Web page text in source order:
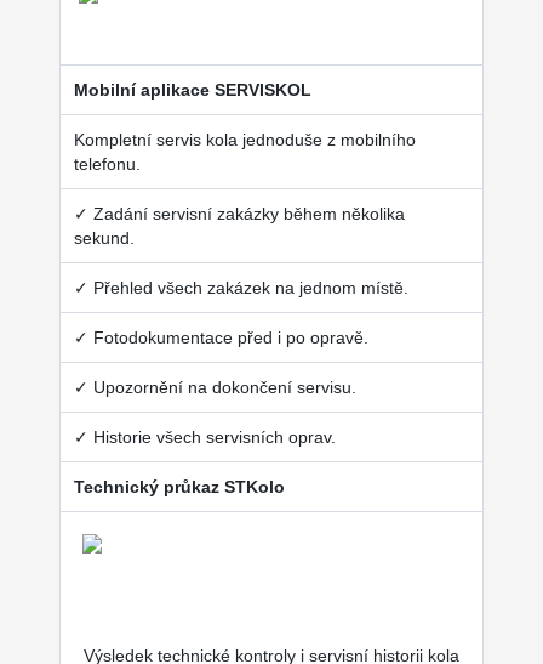
Mobilní aplikace SERVISKOL
Kompletní servis kola jednoduše z mobilního
telefonu.
✓ Zadání servisní zakázky během několika
sekund.
✓ Přehled všech zakázek na jednom místě.
✓ Fotodokumentace před i po opravě.
✓ Upozornění na dokončení servisu.
✓ Historie všech servisních oprav.
Technický průkaz STKolo
Výsledek technické kontroly i servisní historii kola